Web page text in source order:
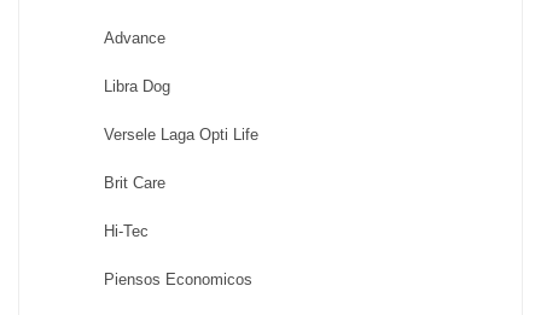
Advance
Libra Dog
Versele Laga Opti Life
Brit Care
Hi-Tec
Piensos Economicos